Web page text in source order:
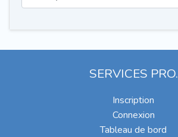
SERVICES PRO.
Inscription
Connexion
Tableau de bord